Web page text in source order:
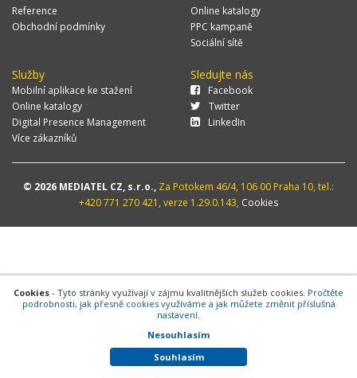
Reference
Obchodní podmínky
Online katalogy
PPC kampaně
Sociální sítě
Služby
Mobilní aplikace ke stažení
Online katalogy
Digital Presence Management
Více zákazníků
Sledujte nás
Facebook
Twitter
LinkedIn
© 2026 MEDIATEL CZ, s.r.o., Za Potokem 46/4, 106 00 Praha 10, tel.:
+420 771 270 421, verze 1.29.0.143, Cookies
Cookies - Tyto stránky využívají v zájmu kvalitnějších služeb cookies. Pročtěte
podrobnosti, jak přesně cookies využíváme a jak můžete změnit příslušná
nastavení.
Nesouhlasím
Souhlasím